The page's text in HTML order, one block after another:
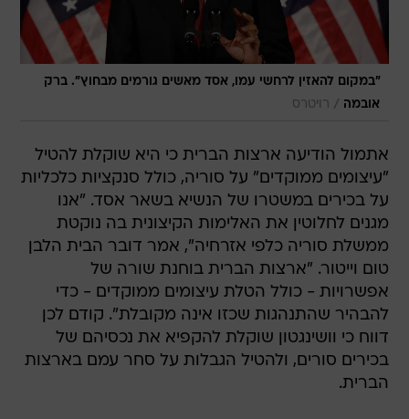
"במקום להאזין לרחשי עמו, אסד מאשים גורמים מבחוץ". ברק
אובמה / רויטרס
אתמול הודיעה ארצות הברית כי היא שוקלת להטיל
"עיצומים ממוקדים" על סוריה, כולל סנקציות כלכליות
על בכירים במשטרו של הנשיא בשאר אסד. "אנו
מגנים לחלוטין את האלימות הקיצונית בה נוקטת
ממשלת סוריה כלפי אזרחיה", אמר דובר הבית הלבן
טום וייטור. "ארצות הברית בוחנת שורה של
אפשרויות - כולל הטלת עיצומים ממוקדים - כדי
להבהיר שהתנהגות שכזו אינה מקובלת". קודם לכן
דווח כי וושינגטון שוקלת להקפיא את נכסיהם של
בכירים סורים, ולהטיל הגבלות על סחר עמם בארצות
הברית.